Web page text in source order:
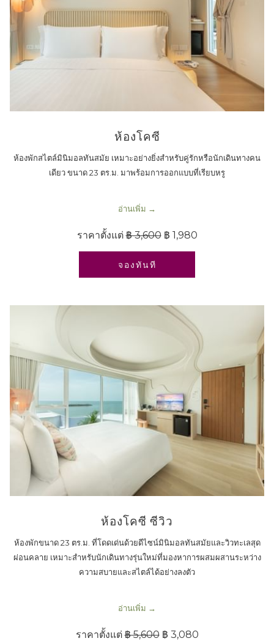
ห้องโคซี
ห้องพักสไตล์มินิมอลทันสมัย เหมาะอย่างยิ่งสำหรับคู่รักหรือนักเดินทางคน
เดียว ขนาด 23 ตร.ม. มาพร้อมการออกแบบที่เรียบหรู
อ่านเพิ่ม
ราคาตั้งแต่฿ 3,600 ฿ 1,980
จองทันที
ห้องโคซี ซีวิว
ห้องพักขนาด 23 ตร.ม. ที่โดดเด่นด้วยดีไซน์มินิมอลทันสมัยและวิวทะเลสุด
ผ่อนคลาย เหมาะสำหรับนักเดินทางรุ่นใหม่ที่มองหาการผสมผสานระหว่าง
ความสบายและสไตล์ได้อย่างลงตัว
อ่านเพิ่ม
ราคาตั้งแต่฿ 5,600 ฿ 3,080